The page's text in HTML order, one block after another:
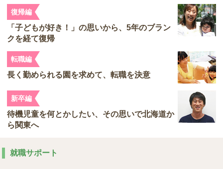
復帰編
「子どもが好き！」の思いから、5年のブラン
クを経て復帰
転職編
長く勤められる園を求めて、転職を決意
新卒編
待機児童を何とかしたい、その思いで北海道か
ら関東へ
就職サポート